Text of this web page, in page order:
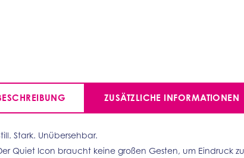
ZUSÄTZLICHE INFORMATIONEN
Stark. Unübersehbar.
Quiet Icon braucht keine großen Gesten, um Eindruck